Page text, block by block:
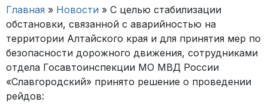
Главная » Новости » С целью стабилизации
обстановки, связанной с аварийностью на
территории Алтайского края и для принятия мер по
безопасности дорожного движения, сотрудниками
отдела Госавтоинспекции МО МВД России
«Славгородский» принято решение о проведении
рейдов: